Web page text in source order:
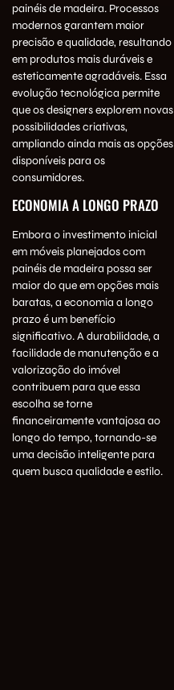
painéis de madeira. Processos
modernos garantem maior
precisão e qualidade, resultando
em produtos mais duráveis e
esteticamente agradáveis. Essa
evolução tecnológica permite
que os designers explorem novas
possibilidades criativas,
ampliando ainda mais as opções
disponíveis para os
consumidores.
ECONOMIA A LONGO PRAZO
Embora o investimento inicial
em móveis planejados com
painéis de madeira possa ser
maior do que em opções mais
baratas, a economia a longo
prazo é um benefício
significativo. A durabilidade, a
facilidade de manutenção e a
valorização do imóvel
contribuem para que essa
escolha se torne
financeiramente vantajosa ao
longo do tempo, tornando-se
uma decisão inteligente para
quem busca qualidade e estilo.